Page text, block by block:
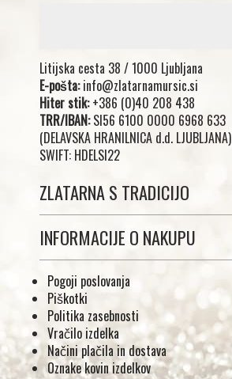
Litijska cesta 38 / 1000 Ljubljana
E-pošta:info@zlatarnamursic.si
Hiter stik:+386 (0)40 208 438
TRR/IBAN:SI56 6100 0000 6968 633
(DELAVSKA HRANILNICA d.d. LJUBLJANA)
SWIFT: HDELSI22
ZLATARNA S TRADICIJO
INFORMACIJE O NAKUPU
Pogoji poslovanja
Piškotki
Politika zasebnosti
Vračilo izdelka
Načini plačila in dostava
Oznake kovin izdelkov